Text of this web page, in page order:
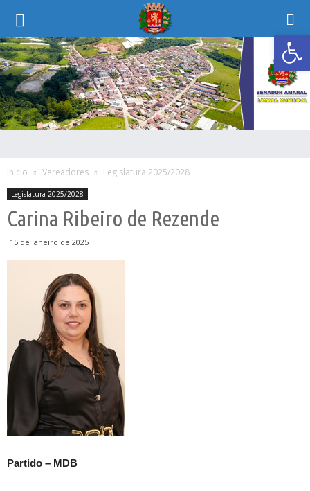
Abrir
Inicio Vereadores Legislatura 2025/2028
Legislatura 2025/2028
Carina Ribeiro de Rezende
15 de janeiro de 2025
Partido – MDB